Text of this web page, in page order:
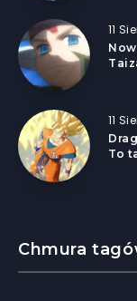
11
11
To
Chmura